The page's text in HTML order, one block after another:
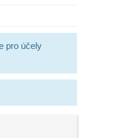
pro účely